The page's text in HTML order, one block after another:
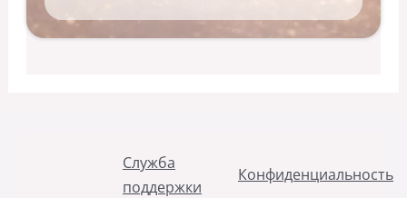
Служба
поддержки
Конфиденциальность